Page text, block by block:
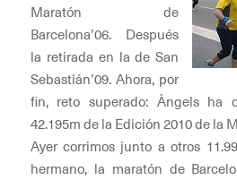
Maratón de
Barcelona’06. Después
la retirada en la de San
Sebastián’09. Ahora, por
fin, reto superado: Àngels ha
42.195m de la Edición 2010 de la
Ayer corrimos junto a otros
hermano, la maratón de